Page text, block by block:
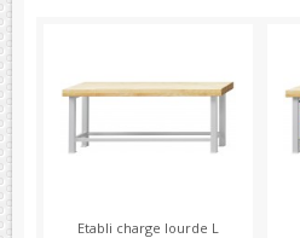
Etabli charge lourde L